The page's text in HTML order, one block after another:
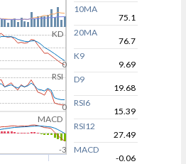
KD
RSI
MACD
0
0
-3
10MA
75.1
20MA
76.7
K9
9.69
D9
19.68
RSI6
15.39
RSI12
27.49
MACD
-0.06